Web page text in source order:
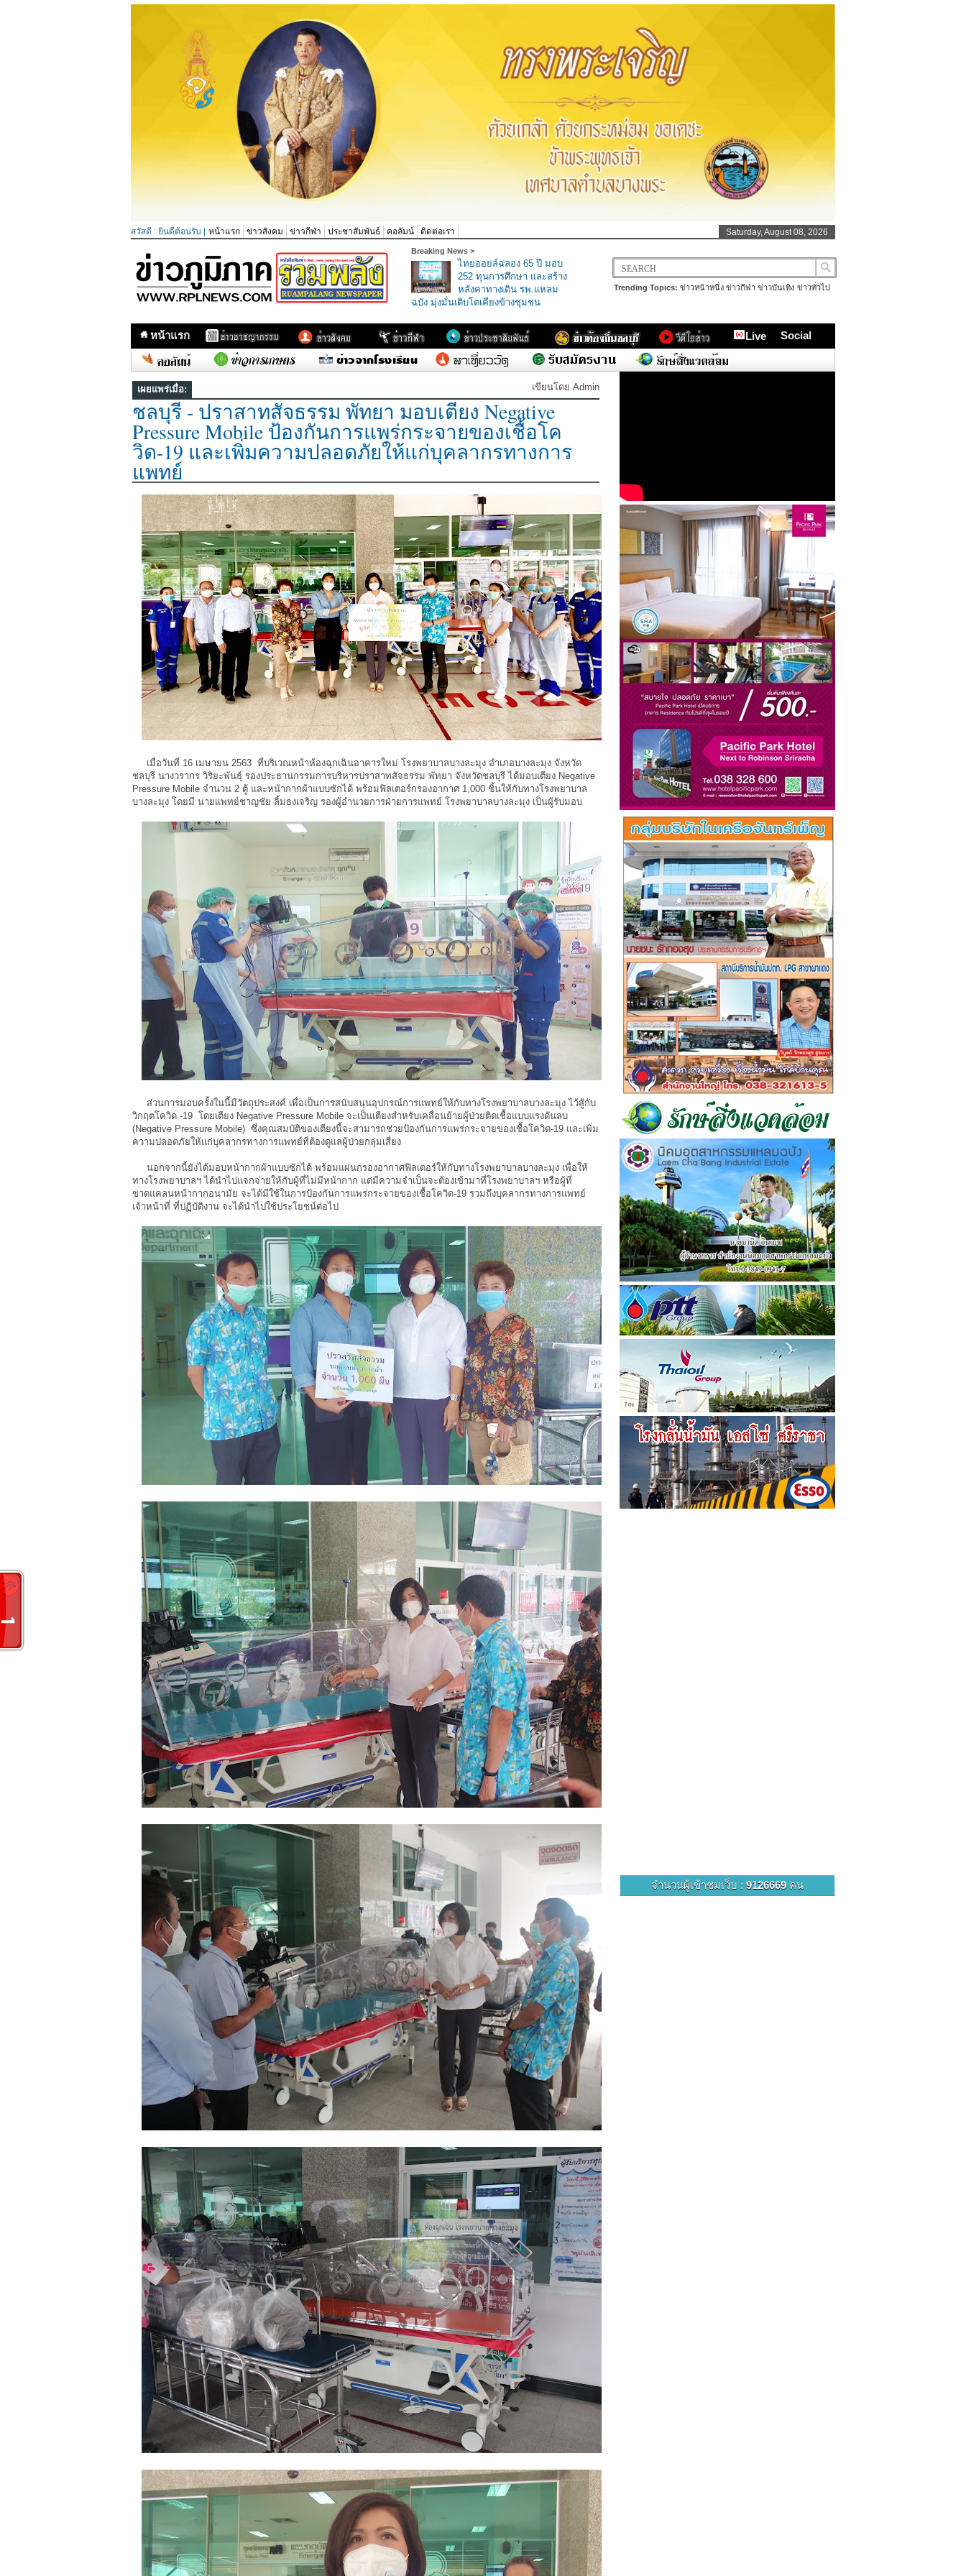
สวัสดี : ยินดีต้อนรับ | หน้าแรก ข่าวสังคม ข่าวกีฬา ประชาสัมพันธ์ คอลัมน์ ติดต่อเรา Saturday, August 08, 2026
Breaking News >
ไทยออยล์ฉลอง 65 ปี มอบ
252 ทุนการศึกษา และสร้าง
หลังคาทางเดิน รพ.แหลม
ฉบัง มุ่งมั่นเติบโตเคียงข้างชุมชน
Trending Topics: ข่าวหน้าหนึ่ง ข่าวกีฬา ข่าวบันเทิง ข่าวทั่วไป
หน้าแรก Live Social
เผยแพร่เมื่อ: เขียนโดย Admin
ชลบุรี - ปราสาทสัจธรรม พัทยา มอบเตียง Negative
Pressure Mobile ป้องกันการแพร่กระจายของเชื้อโค
วิด-19 และเพิ่มความปลอดภัยให้แก่บุคลากรทางการ
แพทย์
เมื่อวันที่ 16 เมษายน 2563 ที่บริเวณหน้าห้องฉุกเฉินอาคารใหม่ โรงพยาบาลบางละมุง อำเภอบางละมุง จังหวัด
ชลบุรี นางวรากร วิริยะพันธุ์ รองประธานกรรมการบริหารปราสาทสัจธรรม พัทยา จังหวัดชลบุรี ได้มอบเตียง Negative
Pressure Mobile จำนวน 2 ตู้ และหน้ากากผ้าแบบซักได้ พร้อมฟิลเตอร์กรองอากาศ 1,000 ชิ้นให้กับทางโรงพยาบาล
บางละมุง โดยมี นายแพทย์ชาญชัย ลิ้มธงเจริญ รองผู้อำนวยการฝ่ายการแพทย์ โรงพยาบาลบางละมุง เป็นผู้รับมอบ
ส่วนการมอบครั้งในนี้มีวัตถุประสงค์ เพื่อเป็นการสนับสนุนอุปกรณ์การแพทย์ให้กับทางโรงพยาบาลบางละมุง ไว้สู้กับ
วิกฤตโควิด -19 โดยเตียง Negative Pressure Mobile จะเป็นเตียงสำหรับเคลื่อนย้ายผู้ป่วยติดเชื้อแบบแรงดันลบ
(Negative Pressure Mobile) ซึ่งคุณสมบัติของเตียงนี้จะสามารถช่วยป้องกันการแพร่กระจายของเชื้อโควิด-19 และเพิ่ม
ความปลอดภัยให้แก่บุคลากรทางการแพทย์ที่ต้องดูแลผู้ป่วยกลุ่มเสี่ยง
นอกจากนี้ยังได้มอบหน้ากากผ้าแบบซักได้ พร้อมแผ่นกรองอากาศฟิลเตอร์ให้กับทางโรงพยาบาลบางละมุง เพื่อให้
ทางโรงพยาบาลฯ ได้นำไปแจกจ่ายให้กับผู้ที่ไม่มีหน้ากาก แต่มีความจำเป็นจะต้องเข้ามาที่โรงพยาบาลฯ หรือผู้ที่
ขาดแคลนหน้ากากอนามัย จะได้มีใช้ในการป้องกันการแพร่กระจายของเชื้อโควิด-19 รวมถึงบุคลากรทางการแพทย์
เจ้าหน้าที่ ที่ปฏิบัติงาน จะได้นำไปใช้ประโยชน์ต่อไป
จำนวนผู้เข้าชมเว็บ : 9126669 คน